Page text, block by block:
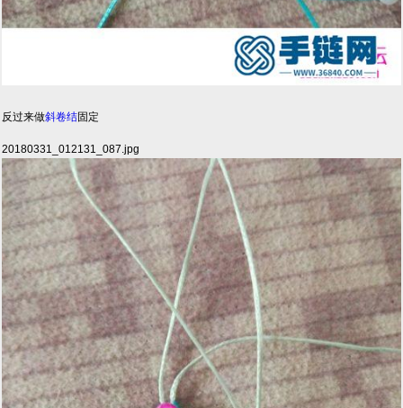
反过来做斜卷结固定
20180331_012131_087.jpg